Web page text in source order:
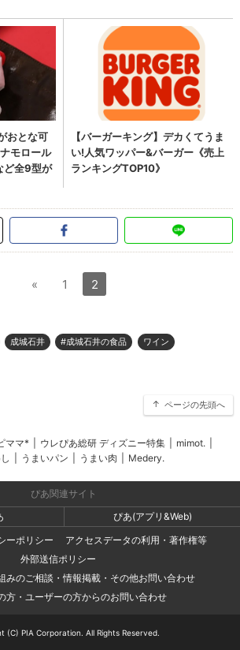
« 1 2
成城石井 #成城石井の食品 ワイン
ページの先頭へ
ママ* ウレぴあ総研 ディズニー特集 mimot.
うまいパン うまい肉 Medery.
ぴあ関連サイト
ぴあ(アプリ&Web)
ーポリシー
アクセスデータの利用・著作権等
外部送信ポリシー
みのご相談・情報掲載・その他お問い合わせ
方・ユーザーの方からのお問い合わせ
(C) PIA Corporation. All Rights Reserved.